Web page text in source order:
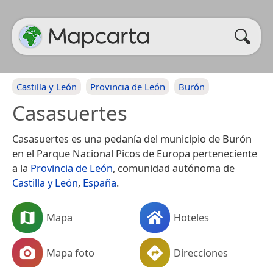
Castilla y León Provincia de León Burón
Casasuertes
Casasuertes es una pedanía del municipio de Burón
en el Parque Nacional Picos de Europa perteneciente
a la Provincia de León, comunidad autónoma de
Castilla y León, España.
Mapa Hoteles
Mapa foto Direcciones